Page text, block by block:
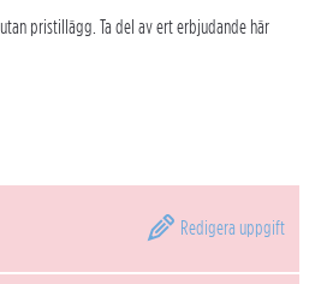
pristillägg. Ta del av ert erbjudande här
Redigera uppgift